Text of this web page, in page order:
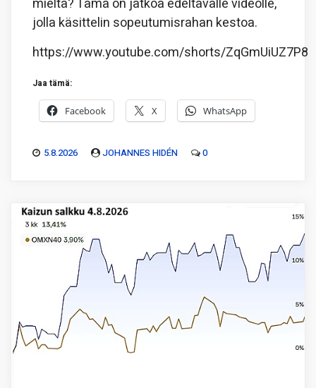
mieltä? Tämä on jatkoa edeltävälle videolle,
jolla käsittelin sopeutumisrahan kestoa.
https://www.youtube.com/shorts/ZqGmUiUZ7P8
Jaa tämä:
Facebook X WhatsApp
5.8.2026 JOHANNES HIDÉN 0